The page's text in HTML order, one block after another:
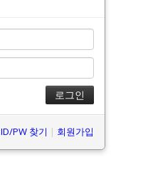
ID/PW 찾기 | 회원가입